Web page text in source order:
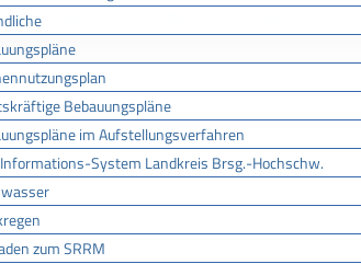
Bebauungspläne
im Aufstellungsverfahren
System Landkreis Brsg.-Hochschw.
zum SRRM